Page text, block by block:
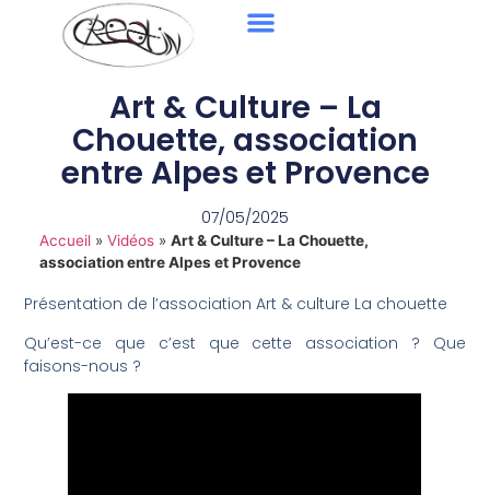
Art & Culture – La
Chouette, association
entre Alpes et Provence
07/05/2025
Accueil» Vidéos» Art & Culture – La Chouette,
association entre Alpes et Provence
Présentation de l’association Art & culture La chouette
Qu’est-ce que c’est que cette association ? Que
faisons-nous ?